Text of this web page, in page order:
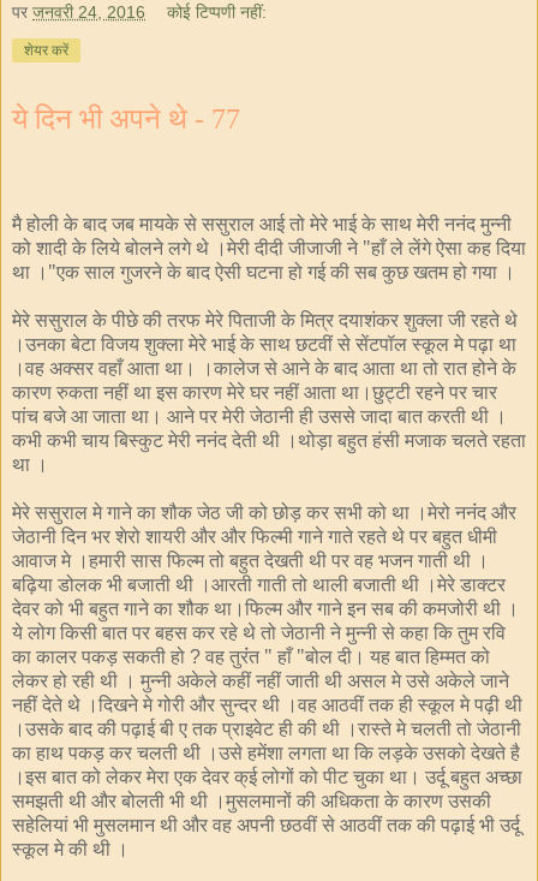
पर जनवरी 24, 2016 कोई टिप्पणी नहीं:
शेयर करें
ये दिन भी अपने थे - 77
मै होली के बाद जब मायके से ससुराल आई तो मेरे भाई के साथ मेरी ननंद मुन्नी
को शादी के लिये बोलने लगे थे ।मेरी दीदी जीजाजी ने "हाँ ले लेंगे ऐसा कह दिया
था ।"एक साल गुजरने के बाद ऐसी घटना हो गई की सब कुछ खतम हो गया ।
मेरे ससुराल के पीछे की तरफ मेरे पिताजी के मित्र दयाशंकर शुक्ला जी रहते थे
।उनका बेटा विजय शुक्ला मेरे भाई के साथ छटवीं से सेंटपॉल स्कूल मे पढ़ा था
।वह अक्सर वहाँ आता था। ।कालेज से आने के बाद आता था तो रात होने के
कारण रुकता नहीं था इस कारण मेरे घर नहीं आता था।छुट्टी रहने पर चार
पांच बजे आ जाता था। आने पर मेरी जेठानी ही उससे जादा बात करती थी ।
कभी कभी चाय बिस्कुट मेरी ननंद देती थी ।थोड़ा बहुत हंसी मजाक चलते रहता
था ।
मेरे ससुराल मे गाने का शौक जेठ जी को छोड़ कर सभी को था ।मेरो ननंंद और
जेठानी दिन भर शेरो शायरी और और फिल्मी गाने गाते रहते थे पर बहुत धीमी
आवाज मे ।हमारी सास फिल्म तो बहुत देखती थी पर वह भजन गाती थी ।
बढ़िया डोलक भी बजाती थी ।आरती गाती तो थाली बजाती थी ।मेरे डाक्टर
देवर को भी बहुत गाने का शौक था।फिल्म और गाने इन सब की कमजोरी थी ।
ये लोग किसी बात पर बहस कर रहे थे तो जेठानी ने मुन्नी से कहा कि तुम रवि
का कालर पकड़ सकती हो ? वह तुरंंत " हाँ "बोल दी। यह बात हिम्मत को
लेकर हो रही थी । मुन्नी अकेले कहीं नहीं जाती थी असल मे उसे अकेले जाने
नहीं देते थे ।दिखने मे गोरी और सुन्दर थी ।वह आठवीं तक ही स्कूल मे पढ़ी थी
।उसके बाद की पढ़ाई बी ए तक प्राइवेट ही की थी ।रास्ते मे चलती तो जेठानी
का हाथ पकड़ कर चलती थी ।उसे हमेंशा लगता था कि लड़के उसको देखते है
।इस बात को लेकर मेरा एक देवर क्ई लोगों को पीट चुका था। उर्दू बहुत अच्छा
समझती थी और बोलती भी थी ।मुसलमानों की अधिकता के कारण उसकी
सहेलियां भी मुसलमान थी और वह अपनी छठवीं से आठवीं तक की पढ़ाई भी उर्दू
स्कूल मे की थी ।